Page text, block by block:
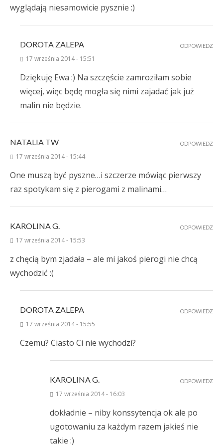
wyglądają niesamowicie pysznie :)
DOROTA ZALEPA
17 września 2014 - 15:51
Dziękuję Ewa :) Na szczęście zamroziłam sobie
więcej, więc będę mogła się nimi zajadać jak już
malin nie będzie.
ODPOWIEDZ
NATALIA TW
17 września 2014 - 15:44
One muszą być pyszne…i szczerze mówiąc pierwszy
raz spotykam się z pierogami z malinami…
ODPOWIEDZ
KAROLINA G.
17 września 2014 - 15:53
z chęcią bym zjadała – ale mi jakoś pierogi nie chcą
wychodzić :(
ODPOWIEDZ
DOROTA ZALEPA
17 września 2014 - 15:55
Czemu? Ciasto Ci nie wychodzi?
ODPOWIEDZ
KAROLINA G.
17 września 2014 - 16:03
dokładnie – niby konssytencja ok ale po
ugotowaniu za każdym razem jakieś nie
takie :)
ODPOWIEDZ